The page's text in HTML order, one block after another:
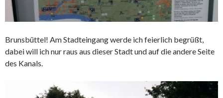
Brunsbüttel! Am Stadteingang werde ich feierlich begrüßt,
dabei will ich nur raus aus dieser Stadt und auf die andere Seite
des Kanals.